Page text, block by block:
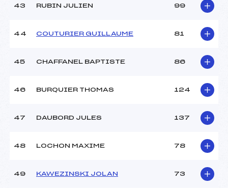
43 RUBIN JULIEN 99
44 COUTURIER GUILLAUME 81
45 CHAFFANEL BAPTISTE 86
46 BURQUIER THOMAS 124
47 DAUBORD JULES 137
48 LOCHON MAXIME 78
49 KAWEZINSKI JOLAN 73